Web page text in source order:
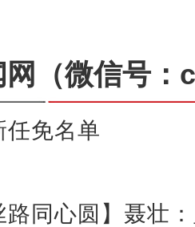
（微信号
任免名单
路同心圆】聂壮